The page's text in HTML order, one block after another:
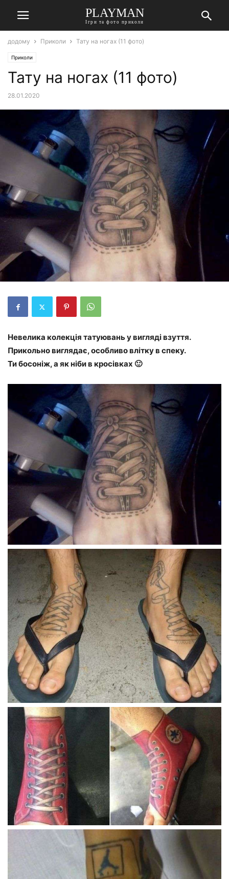
PLAYMAN
Ігри та фото приколи
додому Приколи Тату на ногах (11 фото)
Приколи
Тату на ногах (11 фото)
28.01.2020
Невелика колекція татуювань у вигляді взуття.
Прикольно виглядає, особливо влітку в спеку.
Ти босоніж, а як ніби в кросівках 🙂